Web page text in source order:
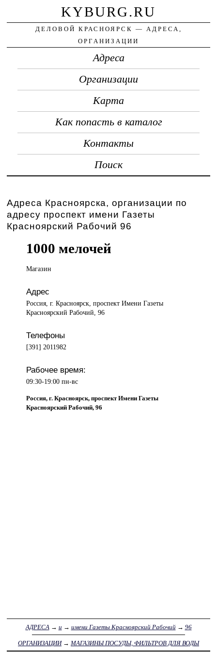
KYBURG.RU
ДЕЛОВОЙ КРАСНОЯРСК — АДРЕСА,
ОРГАНИЗАЦИИ
Адреса
Организации
Карта
Как попасть в каталог
Контакты
Поиск
Адреса Красноярска, организации по
адресу проспект имени Газеты
Красноярский Рабочий 96
1000 мелочей
Магазин
Адрес
Россия, г. Красноярск, проспект Имени Газеты
Красноярский Рабочий, 96
Телефоны
[391] 2011982
Рабочее время:
09:30-19:00 пн-вс
Россия, г. Красноярск, проспект Имени Газеты
Красноярский Рабочий, 96
АДРЕСА → и → имени Газеты Красноярский Рабочий→ 96
ОРГАНИЗАЦИИ→ МАГАЗИНЫ ПОСУДЫ, ФИЛЬТРОВ ДЛЯ ВОДЫ